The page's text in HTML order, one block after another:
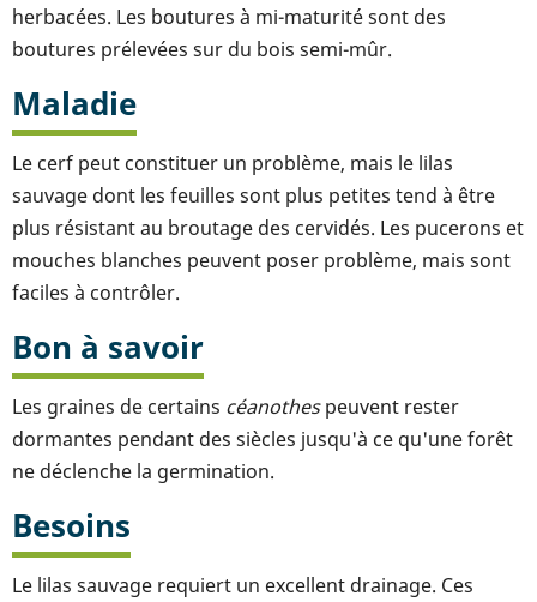
herbacées. Les boutures à mi-maturité sont des
boutures prélevées sur du bois semi-mûr.
Maladie
Le cerf peut constituer un problème, mais le lilas
sauvage dont les feuilles sont plus petites tend à être
plus résistant au broutage des cervidés. Les pucerons et
mouches blanches peuvent poser problème, mais sont
faciles à contrôler.
Bon à savoir
Les graines de certains céanothespeuvent rester
dormantes pendant des siècles jusqu'à ce qu'une forêt
ne déclenche la germination.
Besoins
Le lilas sauvage requiert un excellent drainage. Ces